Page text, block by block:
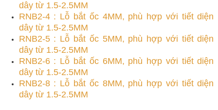
dây từ 1.5-2.5MM
RNB2-4 : Lỗ bắt ốc 4MM, phù hợp với tiết diện
dây từ 1.5-2.5MM
RNB2-5 : Lỗ bắt ốc 5MM, phù hợp với tiết diện
dây từ 1.5-2.5MM
RNB2-6 : Lỗ bắt ốc 6MM, phù hợp với tiết diện
dây từ 1.5-2.5MM
RNB2-8 : Lỗ bắt ốc 8MM, phù hợp với tiết diện
dây từ 1.5-2.5MM